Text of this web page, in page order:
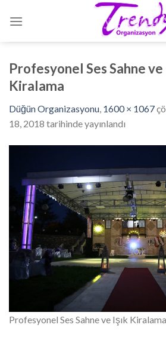
Profesyonel Ses Sahne
Kiralama
Düğün Organizasyonu, 1600 × 1067
18, 2018 tarihinde yayınlandı
Profesyonel Ses Sahne ve Işık Kiralama